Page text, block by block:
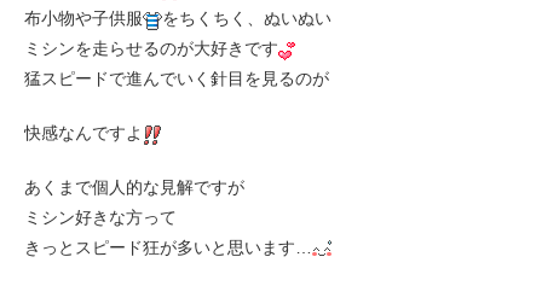
布小物や子供服
をちくちく、ぬいぬい
ミシンを走らせるのが大好きです
猛スピードで進んでいく針目を見るのが
快感なんですよ
あくまで個人的な見解ですが
ミシン好きな方って
きっとスピード狂が多いと思います…